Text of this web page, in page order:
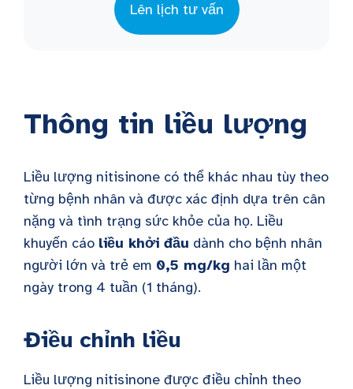
Lên lịch tư vấn
Thông tin liều lượng
Liều lượng nitisinone có thể khác nhau tùy theo
từng bệnh nhân và được xác định dựa trên cân
nặng và tình trạng sức khỏe của họ. Liều
khuyến cáo liều khởi đầu dành cho bệnh nhân
người lớn và trẻ em 0,5 mg/kg hai lần một
ngày trong 4 tuần (1 tháng).
Điều chỉnh liều
Liều lượng nitisinone được điều chỉnh theo